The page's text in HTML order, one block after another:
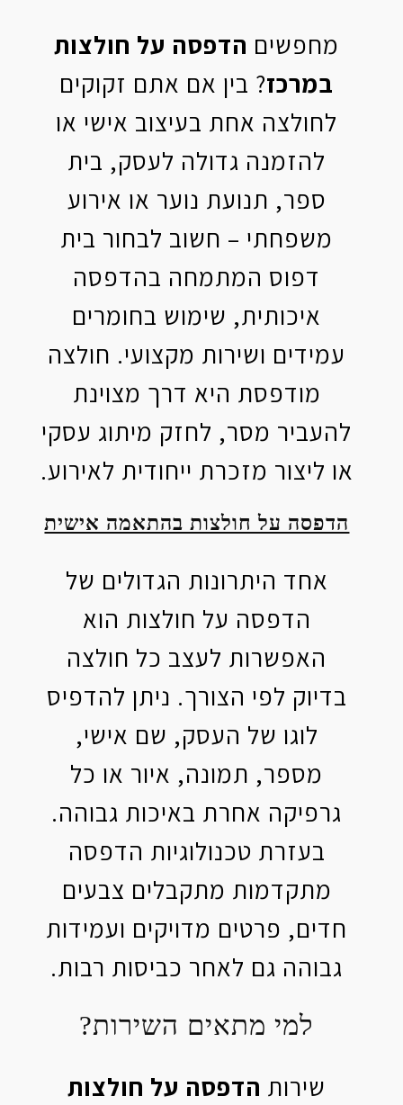
מחפשים הדפסה על חולצות
במרכז? בין אם אתם זקוקים
לחולצה אחת בעיצוב אישי או
להזמנה גדולה לעסק, בית
ספר, תנועת נוער או אירוע
משפחתי – חשוב לבחור בית
דפוס המתמחה בהדפסה
איכותית, שימוש בחומרים
עמידים ושירות מקצועי. חולצה
מודפסת היא דרך מצוינת
להעביר מסר, לחזק מיתוג עסקי
או ליצור מזכרת ייחודית לאירוע.
הדפסה על חולצות בהתאמה אישית
אחד היתרונות הגדולים של
הדפסה על חולצות הוא
האפשרות לעצב כל חולצה
בדיוק לפי הצורך. ניתן להדפיס
לוגו של העסק, שם אישי,
מספר, תמונה, איור או כל
גרפיקה אחרת באיכות גבוהה.
בעזרת טכנולוגיות הדפסה
מתקדמות מתקבלים צבעים
חדים, פרטים מדויקים ועמידות
גבוהה גם לאחר כביסות רבות.
למי מתאים השירות?
שירות הדפסה על חולצות